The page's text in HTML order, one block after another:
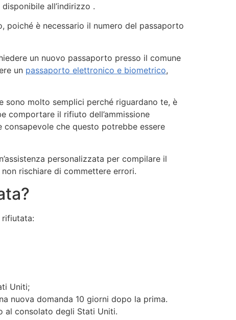
all’indirizzo .
è necessario il numero del passaporto
un nuovo passaporto presso il comune
un passaporto elettronico e biometrico,
sono molto semplici perché riguardano te, è
comportare il rifiuto dell’ammissione
consapevole che questo potrebbe essere
personalizzata per compilare il
rischiare di commettere errori.
rifiutata:
Uniti;
nuova domanda 10 giorni dopo la prima.
al consolato degli Stati Uniti.